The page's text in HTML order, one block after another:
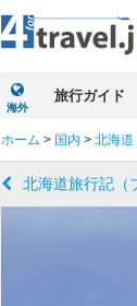
海外
旅行ガイド
ホーム > 国内 > 北海道
北海道旅行記（